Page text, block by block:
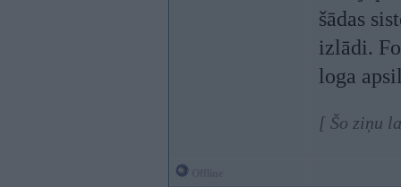
šādas
izlādi.
loga
[ Šo ziņu